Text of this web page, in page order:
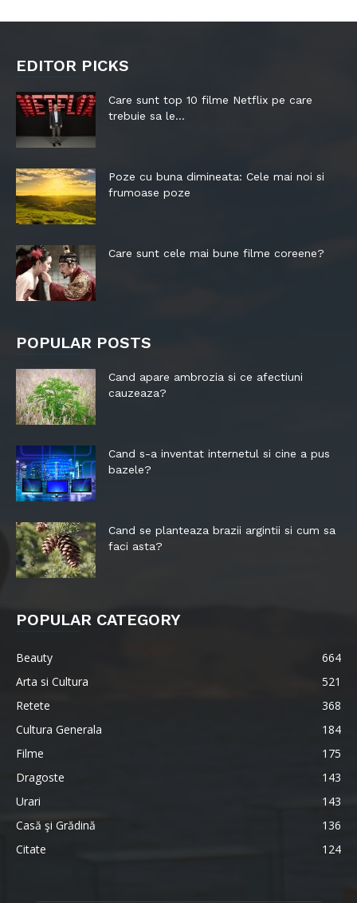
EDITOR PICKS
Care sunt top 10 filme Netflix pe care
trebuie sa le...
Poze cu buna dimineata: Cele mai noi si
frumoase poze
Care sunt cele mai bune filme coreene?
POPULAR POSTS
Cand apare ambrozia si ce afectiuni
cauzeaza?
Cand s-a inventat internetul si cine a pus
bazele?
Cand se planteaza brazii argintii si cum sa
faci asta?
POPULAR CATEGORY
Beauty
664
Arta si Cultura
521
Retete
368
Cultura Generala
184
Filme
175
Dragoste
143
Urari
143
Casă şi Grădină
136
Citate
124